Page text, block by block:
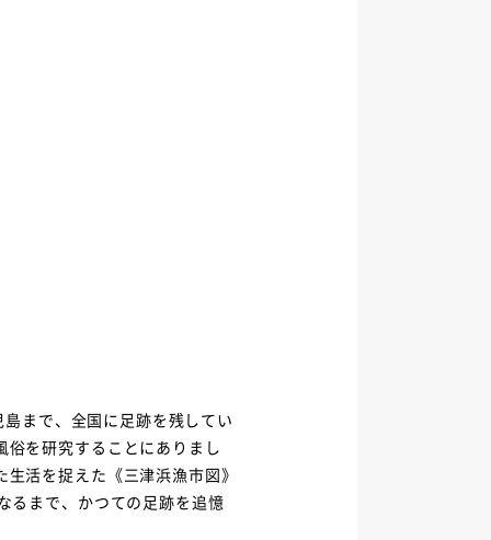
まで、全国に足跡を残してい
を研究することにありまし
活を捉えた《三津浜漁市図》
るまで、かつての足跡を追憶